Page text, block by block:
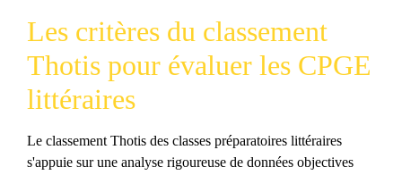
Les critères du classement
Thotis pour évaluer les CPGE
littéraires
Le classement Thotis des classes préparatoires littéraires
s'appuie sur une analyse rigoureuse de données objectives